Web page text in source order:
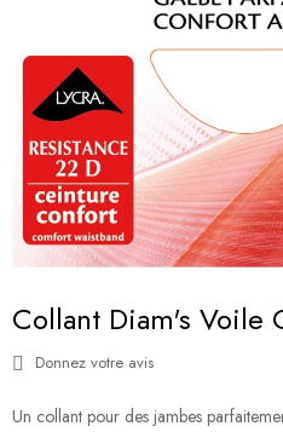
Collant Diam's Voile
Donnez votre avis
Un collant pour des jambes